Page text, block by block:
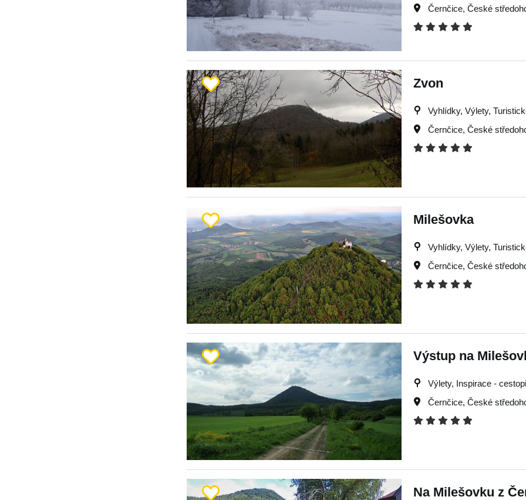
Černčice, České
Zvon
Vyhlídky, Výlety,
Černčice, České
Milešovka
Vyhlídky, Výlety,
Černčice, České
Výstup na
Výlety, Inspirace -
Černčice, České
Na Milešovku z